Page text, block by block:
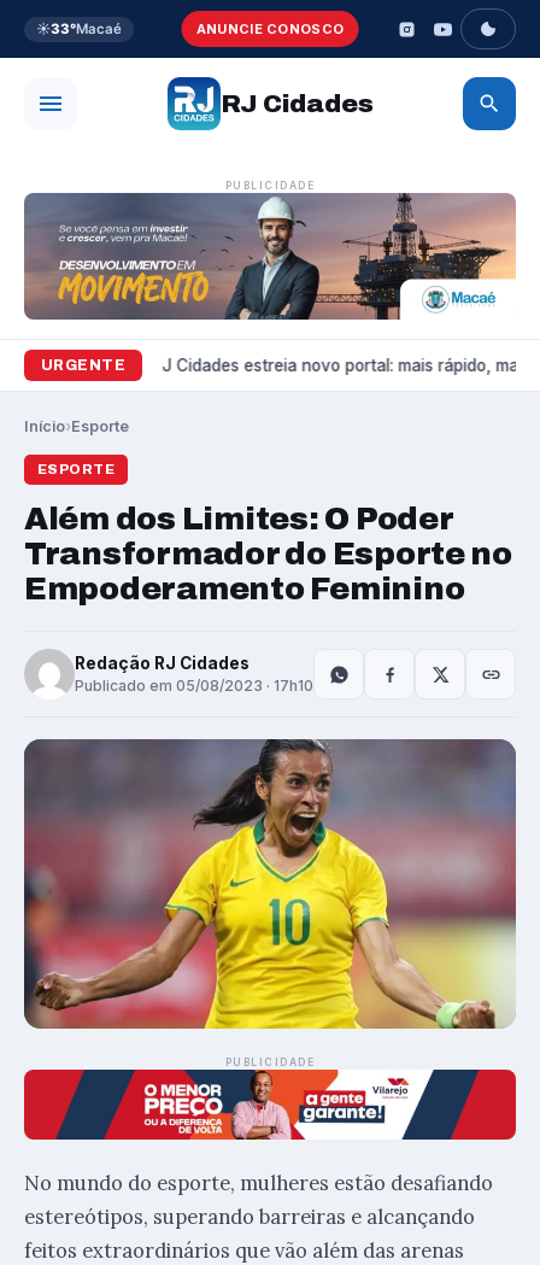
☀️33°Macaé ANUNCIE CONOSCO
RJ Cidades
PUBLICIDADE
URGENTE
Variedades RJ Cidades estreia novo portal: mais rápido, mais
Início›Esporte
ESPORTE
Além dos Limites: O Poder
Transformador do Esporte no
Empoderamento Feminino
Redação RJ Cidades
Publicado em 05/08/2023 · 17h10
PUBLICIDADE
No mundo do esporte, mulheres estão desafiando
estereótipos, superando barreiras e alcançando
feitos extraordinários que vão além das arenas